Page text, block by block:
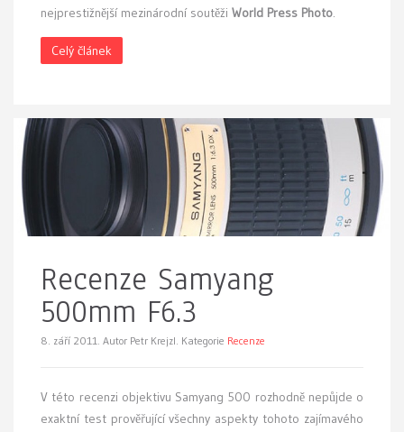
nejprestižnější mezinárodní soutěži World Press Photo.
Celý článek
Recenze Samyang
500mm F6.3
8. září 2011. Autor Petr Krejzl. Kategorie Recenze
V této recenzi objektivu Samyang 500 rozhodně nepůjde o
exaktní test prověřující všechny aspekty tohoto zajímavého